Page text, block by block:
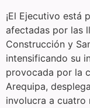
¡El Ejecutivo está
afectadas por las
Construcción y
intensificando su
provocada por la
Arequipa,
involucra a cuatro